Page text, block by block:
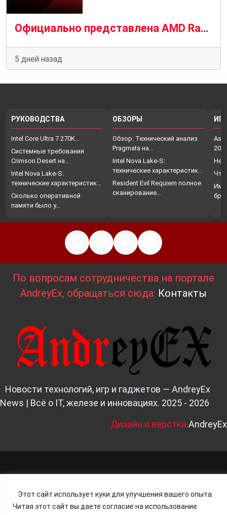
Этот сайт использует куки для улучшения вашего опыта.
Читая этот сайт вы даете согласие на использование
Официально представлена AMD Radeon RX 9050 со средними показателями в разрешении 1080p
5 дней назад
РУКОВОДСТВА
Intel Core Ultra 7 270K…
Системные требования
Crimson Desert на…
Intel Nova Lake-S:
технические характеристики,
…
Сколько оперативной
памяти было у…
ОБЗОРЫ
Обзор: Технический анализ
Pragmata на…
Intel Nova Lake-S:
технические характеристики,
…
Resident Evil Requiem полное
сканирование…
Что
По вопросам сотрудничества на портале
AndreyEx, обращаться сюда: Контакты
Новости технологий, игр и гаджетов — AndreyEx
News | Всё о IT, железе и инновациях. 2025 - 2026
Дизайн и верстка:AndreyEx